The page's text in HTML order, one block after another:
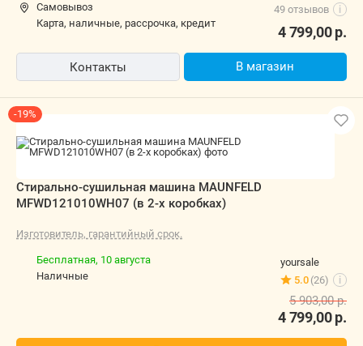
49 отзывов
i
Самовывоз
карта, наличные, рассрочка, кредит
4 799,00р.
Контакты В магазин
-19%
Стирально-сушильная машина MAUNFELD
MFWD121010WH07 (в 2-х коробках)
Изготовитель, гарантийный срок.
yoursale
5.0 (26) i
Бесплатная, 10 августа
наличные
4 799,00р.
5 903,00р.